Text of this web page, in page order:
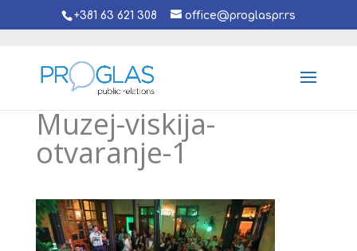
+381 63 621 308 office@proglaspr.rs
Muzej-viskija-
otvaranje-1